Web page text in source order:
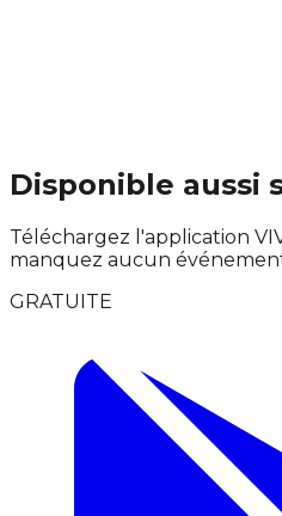
Disponible aussi
Téléchargez l'application
manquez aucun
GRATUITE